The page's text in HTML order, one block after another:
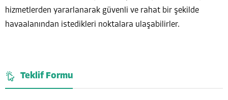
hizmetlerden yararlanarak güvenli ve rahat bir şekilde
havaalanından istedikleri noktalara ulaşabilirler.
Teklif Formu